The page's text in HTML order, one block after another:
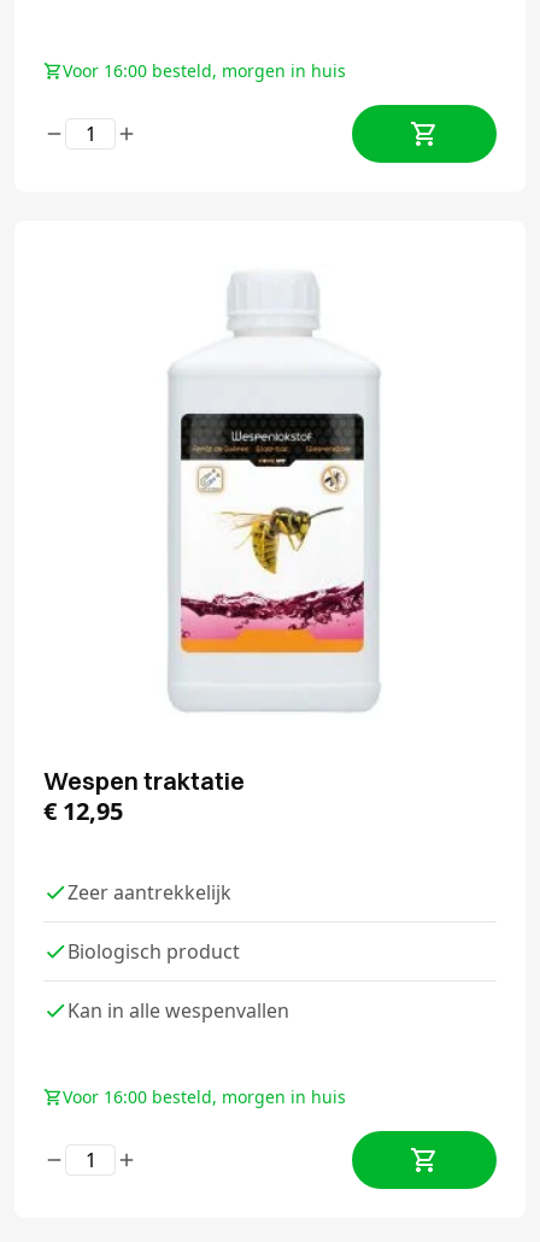
Voor 16:00 besteld, morgen in huis
Wespen traktatie
€ 12,95
Zeer aantrekkelijk
Biologisch product
Kan in alle wespenvallen
Voor 16:00 besteld, morgen in huis